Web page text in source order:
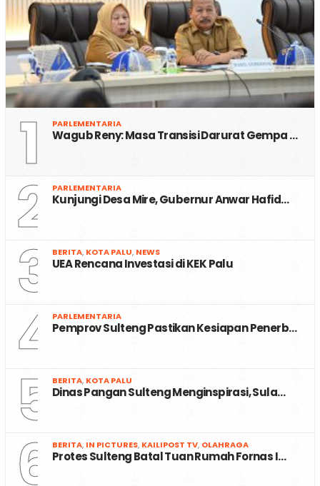
1 PARLEMENTARIA
Wagub Reny: Masa Transisi Darurat Gempa …
2 PARLEMENTARIA
Kunjungi Desa Mire, Gubernur Anwar Hafid…
3 BERITA, KOTA PALU, NEWS
UEA Rencana Investasi di KEK Palu
4 PARLEMENTARIA
Pemprov Sulteng Pastikan Kesiapan Penerb…
5 BERITA, KOTA PALU
Dinas Pangan Sulteng Menginspirasi, Sula…
6 BERITA, IN PICTURES, KAILIPOST TV, OLAHRAGA
Protes Sulteng Batal Tuan Rumah Fornas I…